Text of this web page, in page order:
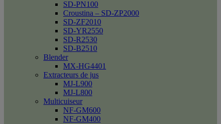
SD-PN100
Croustina – SD-ZP2000
SD-ZF2010
SD-YR2550
SD-R2530
SD-B2510
Blender
MX-HG4401
Extracteurs de jus
MJ-L900
MJ-L800
Multicuiseur
NF-GM600
NF-GM400